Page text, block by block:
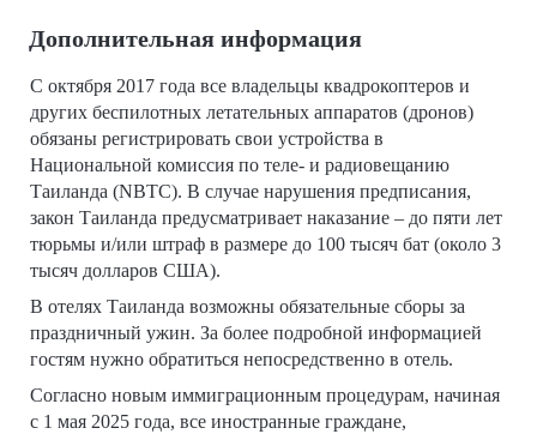
Дополнительная информация
С октября 2017 года все владельцы квадрокоптеров и
других беспилотных летательных аппаратов (дронов)
обязаны регистрировать свои устройства в
Национальной комиссия по теле- и радиовещанию
Таиланда (NBTC). В случае нарушения предписания,
закон Таиланда предусматривает наказание – до пяти лет
тюрьмы и/или штраф в размере до 100 тысяч бат (около 3
тысяч долларов США).
В отелях Таиланда возможны обязательные сборы за
праздничный ужин. За более подробной информацией
гостям нужно обратиться непосредственно в отель.
Согласно новым иммиграционным процедурам, начиная
с 1 мая 2025 года, все иностранные граждане,